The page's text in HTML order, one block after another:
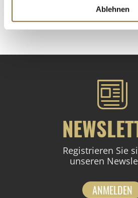
Ablehnen
St.
Registrieren Sie
unseren
ANMELDEN